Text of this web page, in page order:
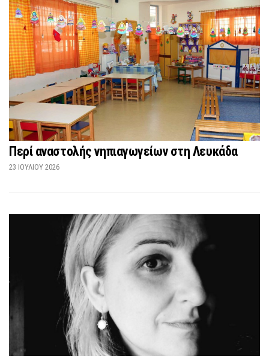
Περί αναστολής νηπιαγωγείων στη Λευκάδα
23 ΙΟΥΛΊΟΥ 2026